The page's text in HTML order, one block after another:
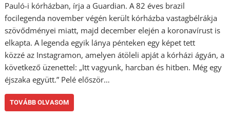
Pauló-i kórházban, írja a Guardian. A 82 éves brazil
focilegenda november végén került kórházba vastagbélrákja
szövődményei miatt, majd december elején a koronavírust is
elkapta. A legenda egyik lánya pénteken egy képet tett
közzé az Instagramon, amelyen átöleli apját a kórházi ágyán, a
következő üzenettel: „Itt vagyunk, harcban és hitben. Még egy
éjszaka együtt.” Pelé először…
TOVÁBB OLVASOM